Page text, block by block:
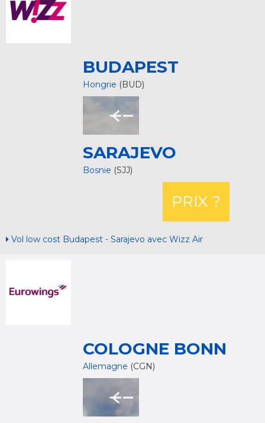
BUDAPEST
Hongrie (BUD)
SARAJEVO
Bosnie (SJJ)
PRIX ?
Vol low cost Budapest - Sarajevo avec Wizz Air
COLOGNE BONN
Allemagne (CGN)